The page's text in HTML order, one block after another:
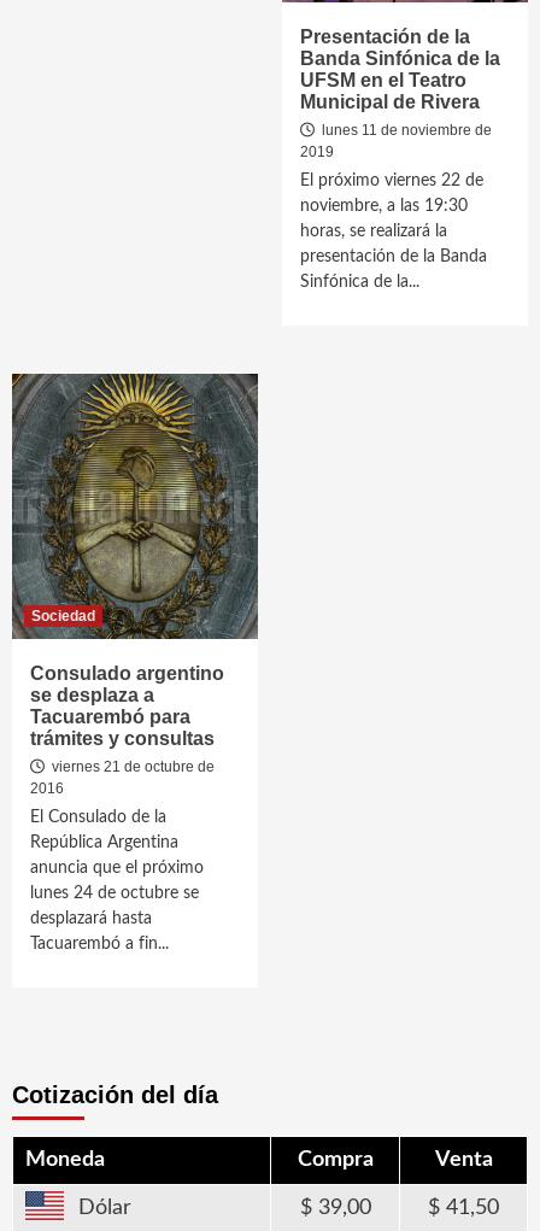
Presentación de la
Banda Sinfónica de la
UFSM en el Teatro
Municipal de Rivera
lunes 11 de noviembre de
2019
El próximo viernes 22 de
noviembre, a las 19:30
horas, se realizará la
presentación de la Banda
Sinfónica de la...
Sociedad
Consulado argentino
se desplaza a
Tacuarembó para
trámites y consultas
viernes 21 de octubre de
2016
El Consulado de la
República Argentina
anuncia que el próximo
lunes 24 de octubre se
desplazará hasta
Tacuarembó a fin...
Cotización del día
Moneda Compra Venta
Dólar 39,00 41,50